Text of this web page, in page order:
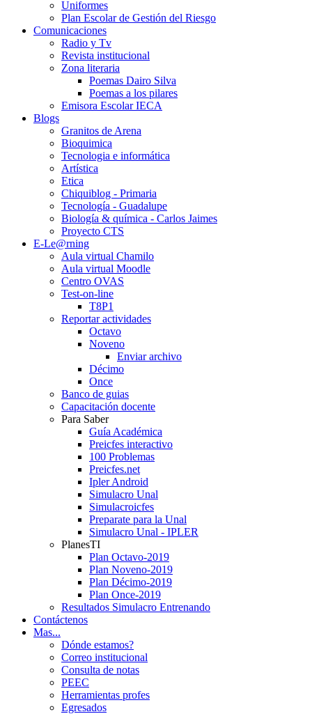
Uniformes
Plan Escolar de Gestión del Riesgo
Comunicaciones
Radio y Tv
Revista institucional
Zona literaria
Poemas Dairo Silva
Poemas a los pilares
Emisora Escolar IECA
Blogs
Granitos de Arena
Bioquimica
Tecnologia e informática
Artística
Etica
Chiquiblog - Primaria
Tecnología - Guadalupe
Biología & química - Carlos Jaimes
Proyecto CTS
E-Le@rning
Aula virtual Chamilo
Aula virtual Moodle
Centro OVAS
Test-on-line
T8P1
Reportar actividades
Octavo
Noveno
Enviar archivo
Décimo
Once
Banco de guias
Capacitación docente
Para Saber
Guía Académica
Preicfes interactivo
100 Problemas
Preicfes.net
Ipler Android
Simulacro Unal
Simulacroicfes
Preparate para la Unal
Simulacro Unal - IPLER
PlanesTI
Plan Octavo-2019
Plan Noveno-2019
Plan Décimo-2019
Plan Once-2019
Resultados Simulacro Entrenando
Contáctenos
Mas...
Dónde estamos?
Correo institucional
Consulta de notas
PEEC
Herramientas profes
Egresados